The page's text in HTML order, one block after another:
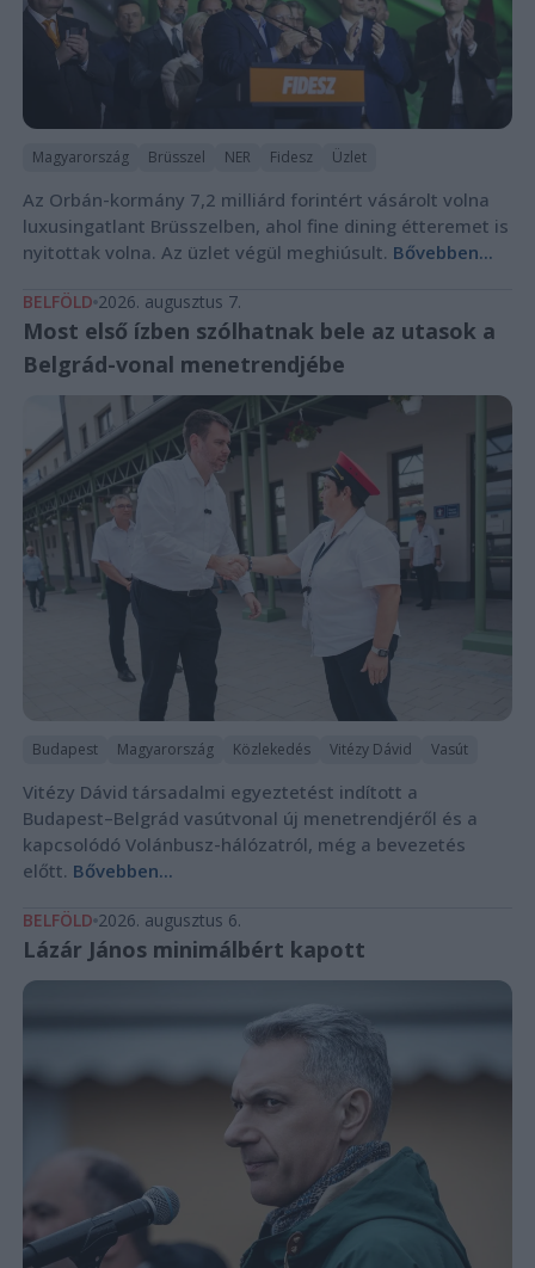
Magyarország Brüsszel NER Fidesz Üzlet
Az Orbán-kormány 7,2 milliárd forintért vásárolt volna
luxusingatlant Brüsszelben, ahol fine dining étteremet is
nyitottak volna. Az üzlet végül meghiúsult. Bővebben...
BELFÖLD 2026. augusztus 7.
Most első ízben szólhatnak bele az utasok a
Belgrád-vonal menetrendjébe
Budapest Magyarország Közlekedés Vitézy Dávid Vasút
Vitézy Dávid társadalmi egyeztetést indított a
Budapest–Belgrád vasútvonal új menetrendjéről és a
kapcsolódó Volánbusz-hálózatról, még a bevezetés
előtt. Bővebben...
BELFÖLD 2026. augusztus 6.
Lázár János minimálbért kapott